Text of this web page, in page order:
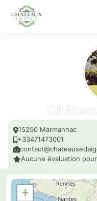
15250 Marmanhac
+33471473001
Aucune évaluation
+